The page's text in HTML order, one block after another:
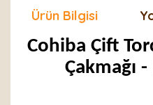
Ürün Bilgisi
Cohiba Çift
Çakmağı